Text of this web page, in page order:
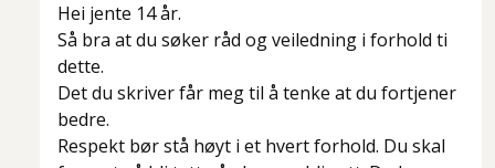
Hei jente 14 år.
Så bra at du søker råd og veiledning i forhold ti
dette.
Det du skriver får meg til å tenke at du fortjener
bedre.
Respekt bør stå høyt i et hvert forhold. Du skal